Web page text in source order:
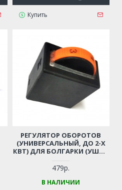
Купить
РЕГУЛЯТОР ОБОРОТОВ
(УНИВЕРСАЛЬНЫЙ, ДО 2-Х
КВТ) ДЛЯ БОЛГАРКИ (УШМ),
ПЕРФОРАТОРА, ДРЕЛИ И ПР.
479р.
В НАЛИЧИИ